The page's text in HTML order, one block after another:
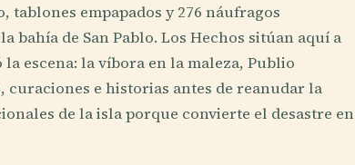
empapados y 276 náufragos
de San Pablo. Los Hechos sitúan aquí a
escena: la víbora en la maleza, Publio
e historias antes de reanudar la
de la isla porque convierte el desastre en